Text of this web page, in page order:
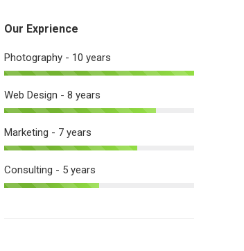
Our Exprience
Photography - 10 years
Web Design - 8 years
Marketing - 7 years
Consulting - 5 years